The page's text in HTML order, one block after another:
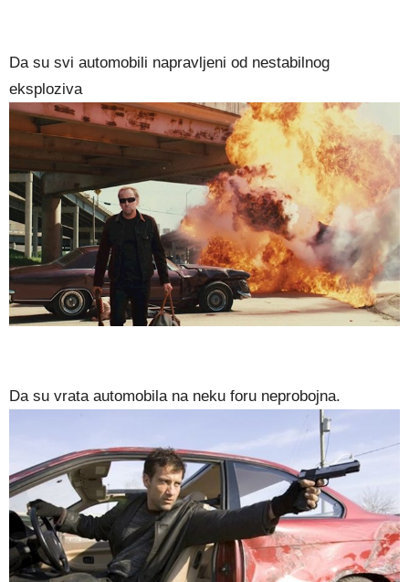
Da su svi automobili napravljeni od nestabilnog
eksploziva
Da su vrata automobila na neku foru neprobojna.